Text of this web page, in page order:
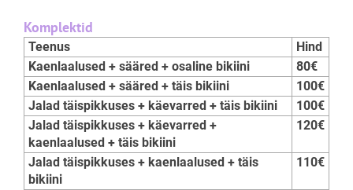
Komplektid
Teenus
Hind
Kaenlaalused + sääred + osaline bikiini
80€
Kaenlaalused + sääred + täis bikiini
100€
Jalad täispikkuses + käevarred + täis bikiini
100€
Jalad täispikkuses + käevarred +
kaenlaalused + täis bikiini
120€
Jalad täispikkuses + kaenlaalused + täis
bikiini
110€